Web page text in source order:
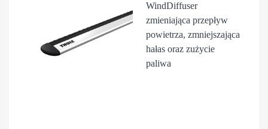
WindDiffuser
zmieniająca przepływ
powietrza, zmniejszająca
hałas oraz zużycie
paliwa